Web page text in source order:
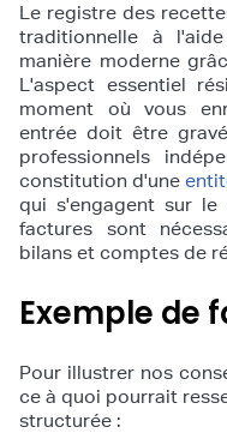
Le registre des
traditionnelle à
manière moderne
L'aspect essentiel
moment où vous
entrée doit être
professionnels
constitution d'une
qui s'engagent sur le
factures sont
bilans et comptes de
Exemple de
Pour illustrer nos
ce à quoi pourrait
structurée :